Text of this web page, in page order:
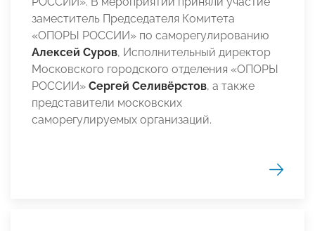
заместитель Председателя Комитета
«ОПОРЫ РОССИИ» по саморегулированию
Алексей Суров, Исполнительный директор
Московского городского отделения «ОПОРЫ
РОССИИ» Сергей Селивёрстов, а также
представители московских
саморегулируемых организаций.